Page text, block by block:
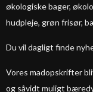
økologiske bager,
hudpleje, grøn frisør,
Du vil dagligt finde
Vores madopskrifter
og såvidt muligt